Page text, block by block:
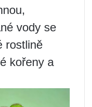
vody se
rostlině
kořeny a